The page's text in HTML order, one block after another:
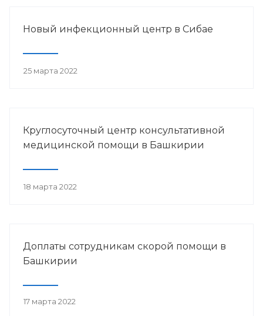
Новый инфекционный центр в Сибае
25 марта 2022
Круглосуточный центр консультативной
медицинской помощи в Башкирии
18 марта 2022
Доплаты сотрудникам скорой помощи в
Башкирии
17 марта 2022